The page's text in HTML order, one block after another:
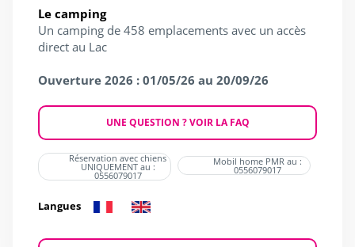
Le camping
Un camping de 458 emplacements avec un accès
direct au Lac
Ouverture 2026 : 01/05/26 au 20/09/26
UNE QUESTION ? VOIR LA FAQ
Réservation avec chiens
UNIQUEMENT au :
0556079017
Mobil home PMR au :
0556079017
Langues